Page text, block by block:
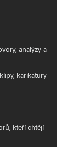
analýzy a
karikatury
kteří chtějí